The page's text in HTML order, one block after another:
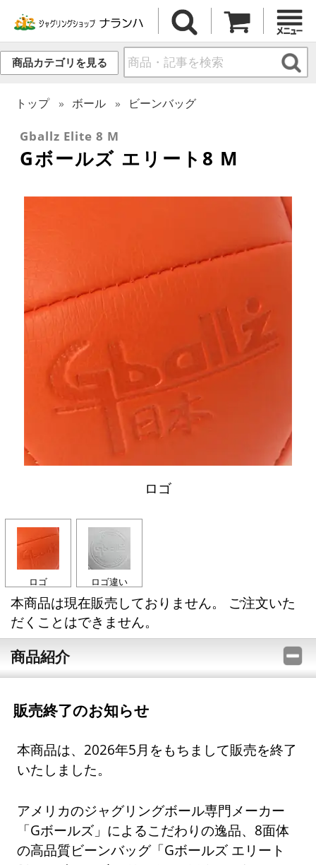
商品カテゴリを見る
トップ ボール ビーンバッグ
Gballz Elite 8 M
Gボールズ エリート8 M
ロゴ
ロゴ ロゴ違い
本商品は現在販売しておりません。 ご注文いた
だくことはできません。
商品紹介
販売終了のお知らせ
本商品は、2026年5月をもちまして販売を終了
いたしました。
アメリカのジャグリングボール専門メーカー
「Gボールズ」によるこだわりの逸品、8面体
の高品質ビーンバッグ「Gボールズ エリート